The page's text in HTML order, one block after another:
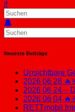
Neueste Beiträge
Unsichtbare
2026 06 28
2026 06 24 –
2026 06 04
RETTmobil